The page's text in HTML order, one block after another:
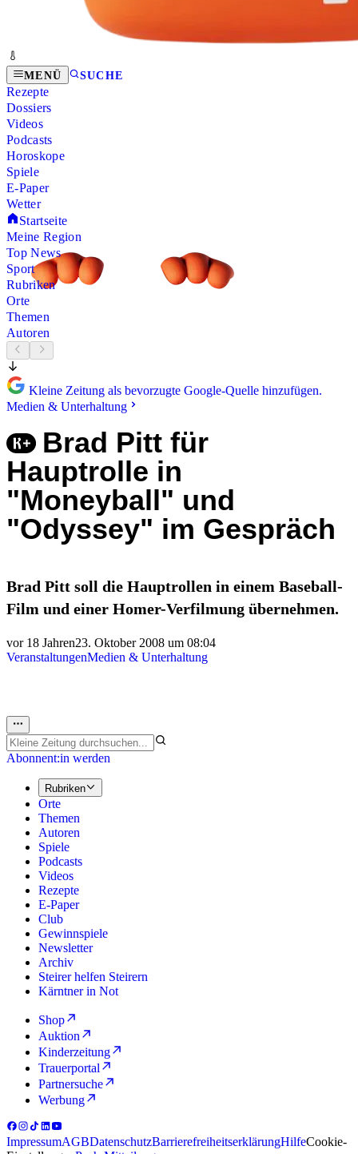
MENÜ SUCHE
Rezepte
Dossiers
Videos
Podcasts
Horoskope
Spiele
E-Paper
Wetter
Startseite
Meine Region
Top News
Sport
Rubriken
Orte
Themen
Autoren
Kleine Zeitung als bevorzugte Google-Quelle hinzufügen.
Medien & Unterhaltung
Brad Pitt für
Hauptrolle in
"Moneyball" und
"Odyssey" im Gespräch
Brad Pitt soll die Hauptrollen in einem Baseball-
Film und einer Homer-Verfilmung übernehmen.
vor 18 Jahren23. Oktober 2008 um 08:04
VeranstaltungenMedien & Unterhaltung
Abonnent:in werden
Rubriken
Orte
Themen
Autoren
Spiele
Podcasts
Videos
Rezepte
E-Paper
Club
Gewinnspiele
Newsletter
Archiv
Steirer helfen Steirern
Kärntner in Not
Shop
Auktion
Kinderzeitung
Trauerportal
Partnersuche
Werbung
ImpressumAGBDatenschutzBarrierefreiheitserklärungHilfeCookie-